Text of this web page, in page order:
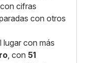
cifras
con otros
lugar con más
, con 51